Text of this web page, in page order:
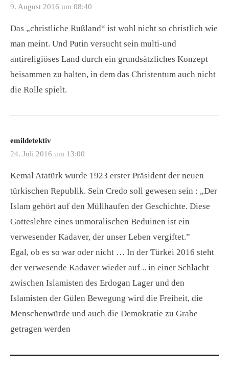
9. August 2016 um 08:40
Das „christliche Rußland“ ist wohl nicht so christlich wie
man meint. Und Putin versucht sein multi-und
antireligiöses Land durch ein grundsätzliches Konzept
beisammen zu halten, in dem das Christentum auch nicht
die Rolle spielt.
emildetektiv
24. Juli 2016 um 13:00
Kemal Atatürk wurde 1923 erster Präsident der neuen
türkischen Republik. Sein Credo soll gewesen sein : „Der
Islam gehört auf den Müllhaufen der Geschichte. Diese
Gotteslehre eines unmoralischen Beduinen ist ein
verwesender Kadaver, der unser Leben vergiftet.”
Egal, ob es so war oder nicht … In der Türkei 2016 steht
der verwesende Kadaver wieder auf .. in einer Schlacht
zwischen Islamisten des Erdogan Lager und den
Islamisten der Gülen Bewegung wird die Freiheit, die
Menschenwürde und auch die Demokratie zu Grabe
getragen werden